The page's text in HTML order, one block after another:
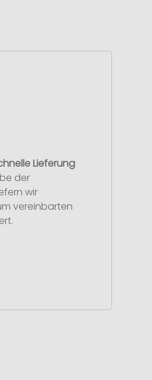
Lieferung
der
wir
vereinbarten